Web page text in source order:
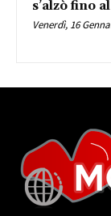
s’alzò fino
Venerdì, 16